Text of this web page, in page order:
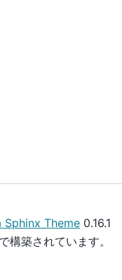
Sphinx Theme 0.16.1
で構築されています。